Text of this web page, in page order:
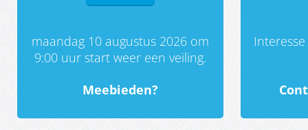
maandag 10 augustus 2026 om
9:00 uur start weer een veiling.
Meebieden?